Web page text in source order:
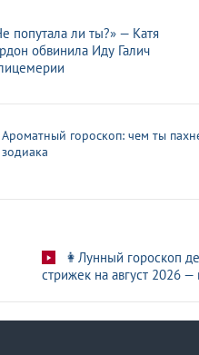
попутала ли ты?» — Катя
обвинила Иду Галич
Ароматный гороскоп: чем ты
зодиака
👩Лунный гороскоп
стрижек на август 2026 —